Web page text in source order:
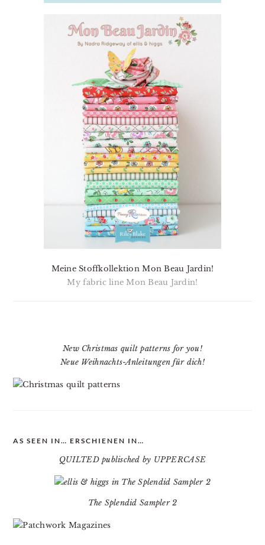
Meine Stoffkollektion Mon Beau Jardin!
My fabric line Mon Beau Jardin!
New Christmas quilt patterns for you!
Neue Weihnachts-Anleitungen für dich!
AS SEEN IN… ERSCHIENEN IN…
QUILTED publisched by UPPERCASE
The Splendid Sampler 2